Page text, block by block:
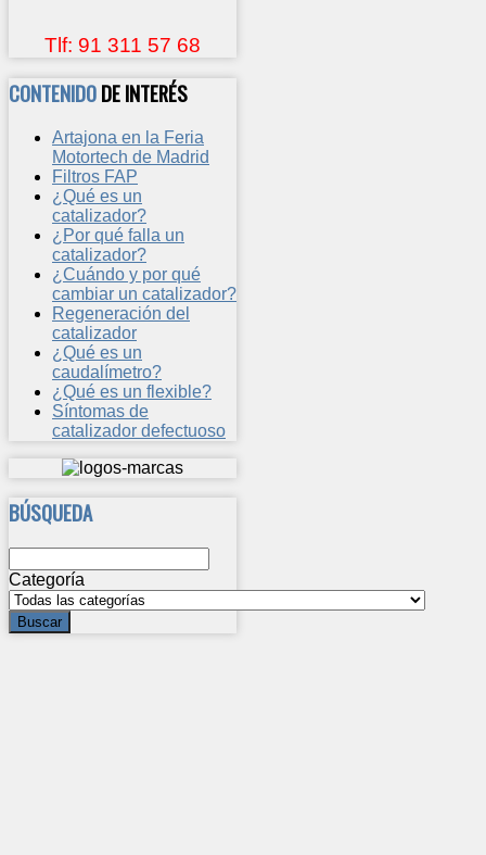
Tlf: 91 311 57 68
CONTENIDODE INTERÉS
Artajona en la Feria
Motortech de Madrid
Filtros FAP
¿Qué es un
catalizador?
¿Por qué falla un
catalizador?
¿Cuándo y por qué
cambiar un catalizador?
Regeneración del
catalizador
¿Qué es un
caudalímetro?
¿Qué es un flexible?
Síntomas de
catalizador defectuoso
BÚSQUEDA
Categoría